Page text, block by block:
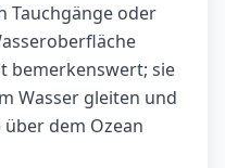
Tauchgänge oder
bemerkenswert; sie
Wasser gleiten und
dem Ozean